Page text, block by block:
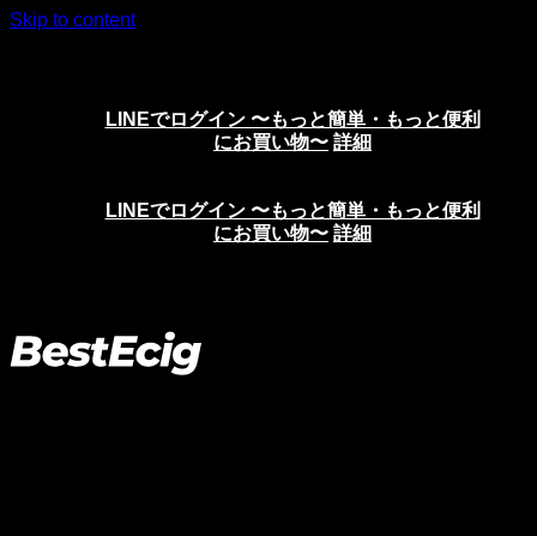
Skip to content
LINEでログイン 〜もっと簡単・もっと便利
にお買い物〜 詳細
LINEでログイン 〜もっと簡単・もっと便利
にお買い物〜 詳細
その他のアクセサリー